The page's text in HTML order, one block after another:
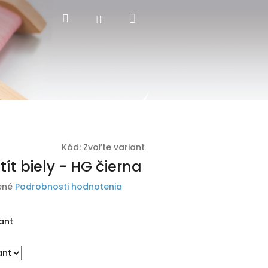
Hľadať Prihlásenie
Kód: Zvoľte variant
biely - HG čierna
Podrobnosti hodnotenia